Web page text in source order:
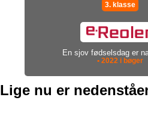
3. klasse
En sjov fødselsdag er
• 2022 i bøger
Lige nu er